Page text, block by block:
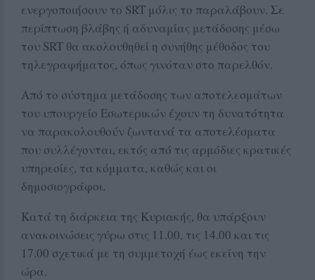
ενεργοποιήσουν το SRT μόλις το παραλάβουν. Σε
περίπτωση βλάβης ή αδυναμίας μετάδοσης μέσω
του SRT θα ακολουθηθεί η συνήθης μέθοδος του
τηλεγραφήματος, όπως γινόταν στο παρελθόν.
Από το σύστημα μετάδοσης των αποτελεσμάτων
του υπουργείο Εσωτερικών έχουν τη δυνατότητα
να παρακολουθούν ζωντανά τα αποτελέσματα
που συλλέγονται, εκτός από τις αρμόδιες κρατικές
υπηρεσίες, τα κόμματα, καθώς και οι
δημοσιογράφοι.
Κατά τη διάρκεια της Κυριακής, θα υπάρξουν
ανακοινώσεις γύρω στις 11.00, τις 14.00 και τις
17.00 σχετικά με τη συμμετοχή έως εκείνη την
ώρα.